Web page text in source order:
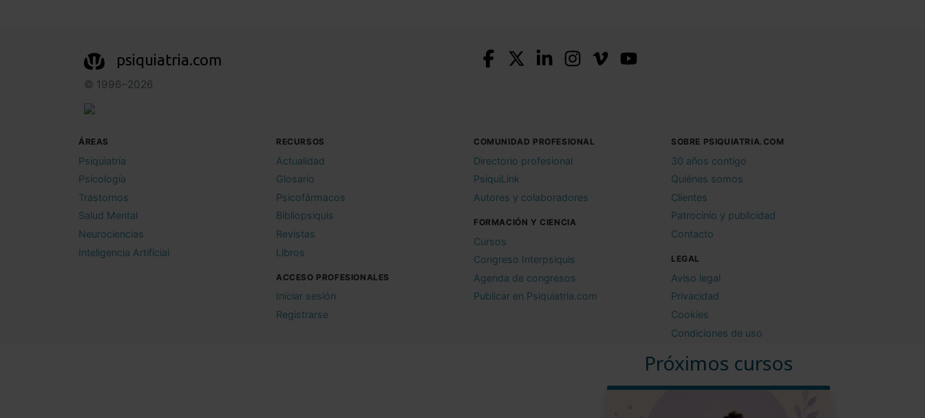
Próximos cursos
psiquiatria.com
© 1996–2026
ÁREAS
Psiquiatría
Psicología
Trastornos
Salud Mental
Neurociencias
Inteligencia Artificial
RECURSOS
Actualidad
Glosario
Psicofármacos
Bibliopsiquis
Revistas
Libros
ACCESO PROFESIONALES
Iniciar sesión
Registrarse
COMUNIDAD PROFESIONAL
Directorio profesional
PsiquiLink
Autores y colaboradores
FORMACIÓN Y CIENCIA
Cursos
Congreso Interpsiquis
Agenda de congresos
Publicar en Psiquiatria.com
SOBRE PSIQUIATRIA.COM
30 años contigo
Quiénes somos
Clientes
Patrocinio y publicidad
Contacto
LEGAL
Aviso legal
Privacidad
Cookies
Condiciones de uso